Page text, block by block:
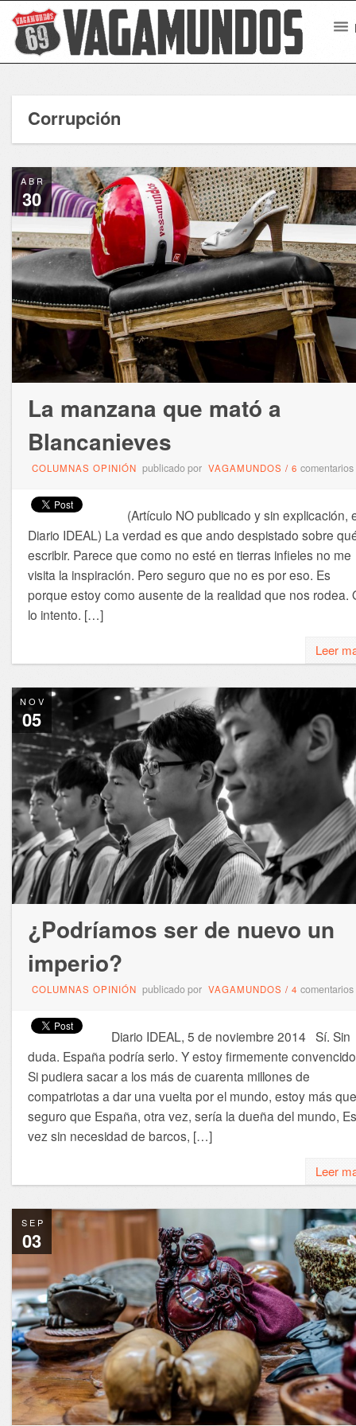
Corrupción
ABR
30
La manzana que mató a
Blancanieves
COLUMNAS OPINIÓN publicado por VAGAMUNDOS / 6 comentarios
(Artículo NO publicado y sin explicación,
Diario IDEAL) La verdad es que ando despistado sobre
escribir. Parece que como no esté en tierras infieles no me
visita la inspiración. Pero seguro que no es por eso. Es
porque estoy como ausente de la realidad que nos rodea.
lo intento. […]
Leer
NOV
05
¿Podríamos ser de nuevo un
imperio?
COLUMNAS OPINIÓN publicado por VAGAMUNDOS / 4 comentarios
Diario IDEAL, 5 de noviembre 2014 Sí. Sin
duda. España podría serlo. Y estoy firmemente
Si pudiera sacar a los más de cuarenta millones de
compatriotas a dar una vuelta por el mundo, estoy más que
seguro que España, otra vez, sería la dueña del mundo,
vez sin necesidad de barcos, […]
Leer
SEP
03